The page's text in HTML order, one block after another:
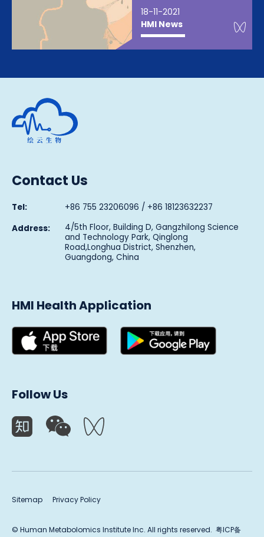
HMI News
18-11-2021
Human Metabolomics Institute
Contact Us
Tel: +86 755 23206096 / +86 18123632237
Address: 4/5th Floor, Building D, Gangzhilong Science
and Technology Park, Qinglong
Road,Longhua District, Shenzhen,
Guangdong, China
HMI Health Application
Follow Us
Sitemap Privacy Policy
© Human Metabolomics lnstitute lnc. All rights reserved. 粤ICP备